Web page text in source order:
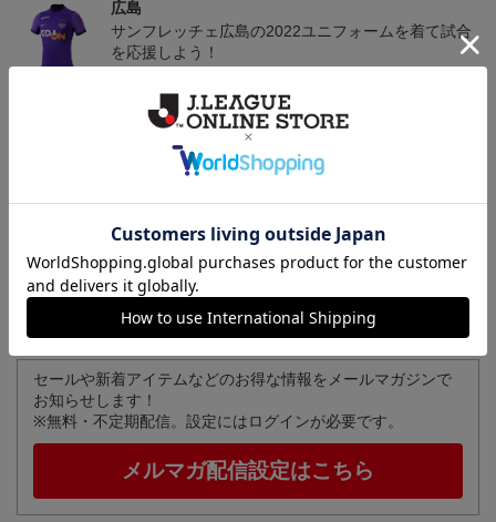
広島
サンフレッチェ広島の2022ユニフォームを着て試合
を応援しよう！
サンフレッチェ広島のクラブエンブレムがワンポイ
ントになったマスクやマスクストラップも！
広島
サンフレッチェ広島のすべてのグッズをチェックし
たい方に！全グッズ一覧はこちら！
セールや新着アイテムなどのお得な情報をメールマガジンで
お知らせします！
※無料・不定期配信。設定にはログインが必要です。
メルマガ配信設定はこちら